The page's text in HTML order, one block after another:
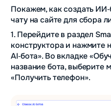
Покажем, как создать
чату на сайте для сбора
1. Перейдите в раздел
конструктора и нажмите
AI‑бота». Во вкладке
название бота, выберите
«Получить телефон».